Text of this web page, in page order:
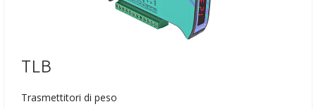
TLB
Trasmettitori di peso